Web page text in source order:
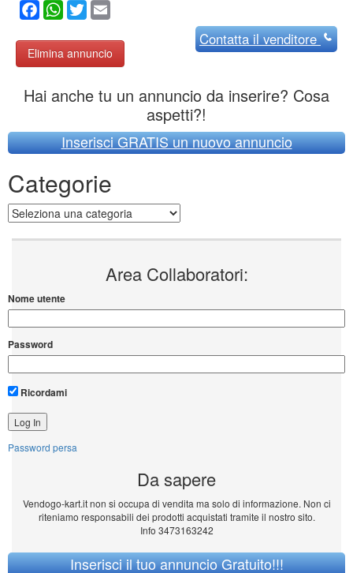
Facebook
WhatsApp
Twitter
Elimina annuncio
Contattail venditore
Hai anche tu un annuncio da inserire? Cosa
aspetti?!
Inserisci GRATIS un nuovo annuncio
Categorie
Categorie
Area Collaboratori:
Nome utente
Password
Ricordami
Password persa
Da sapere
Vendogo-kart.it non si occupa di vendita ma solo di informazione. Non ci
riteniamo responsabili dei prodotti acquistati tramite il nostro sito.
Info 3473163242
Inserisci il tuo annuncio Gratuito!!!